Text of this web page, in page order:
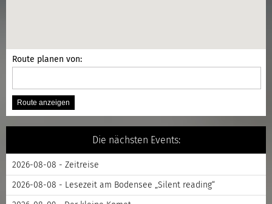
Route planen von:
Die nächsten Events:
2026-08-08 - Zeitreise
2026-08-08 - Lesezeit am Bodensee „Silent reading“